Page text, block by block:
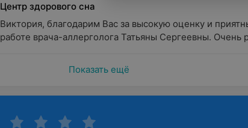
Центр здорового сна
Виктория, благодарим Вас за высокую оценку и
работе врача-аллерголога Татьяны Сергеевны. Очень
Показать ещё